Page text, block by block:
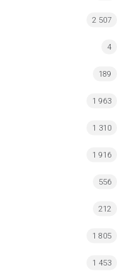
2 507
4
189
1 963
1 310
1 916
556
212
1 805
1 453